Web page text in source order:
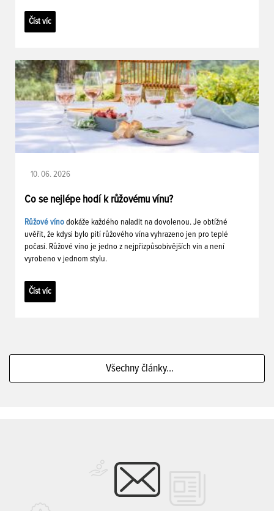
Číst víc
10. 06. 2026
Co se nejlépe hodí k růžovému vínu?
Růžové víno dokáže každého naladit na dovolenou. Je obtížné
uvěřit, že kdysi bylo pití růžového vína vyhrazeno jen pro teplé
počasí. Růžové víno je jedno z nejpřizpůsobivějších vín a není
vyrobeno v jednom stylu.
Číst víc
Všechny články...